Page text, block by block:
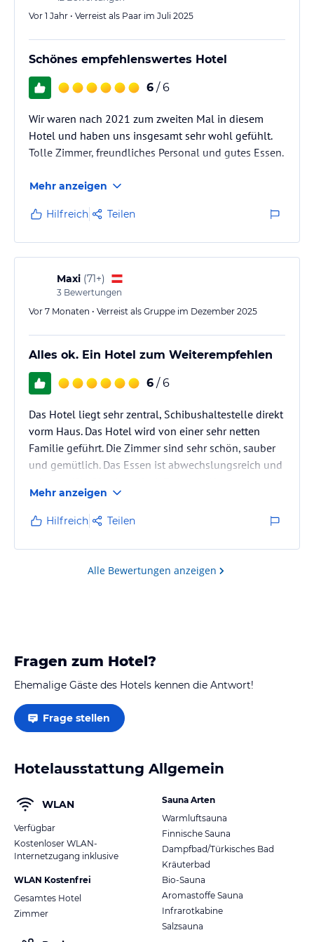
Adrenalin gefällig? Im Naturpark Zillertaler Alpen finden sich
Nervenkitzel pur versprechen. Das ist Ihnen noch nicht genug
Action? Wie wäre es mit einem Tandemflug über den Wolken?
Hinweis: Allgemeine und unverbindliche
Hoteliers-/Veranstalter-/Kataloginformationen. Alle Angaben
lies vor der Buchung die verbindlichen Angebotsdetailsdes
jeweiligen Veranstalters.
Vor 1 Jahr • Verreist als Paar im Juli 2025
Schönes empfehlenswertes Hotel
6 / 6
Wir waren nach 2021 zum zweiten Mal in diesem
Hotel und haben uns insgesamt sehr wohl gefühlt.
Tolle Zimmer, freundliches Personal und gutes Essen.
Mehr anzeigen
Hilfreich Teilen
Maxi (71+)
3 Bewertungen
Vor 7 Monaten • Verreist als Gruppe im Dezember 2025
Alles ok. Ein Hotel zum Weiterempfehlen
6 / 6
Das Hotel liegt sehr zentral, Schibushaltestelle direkt
vorm Haus. Das Hotel wird von einer sehr netten
Familie geführt. Die Zimmer sind sehr schön, sauber
und gemütlich. Das Essen ist abwechslungsreich und
Rundum-Wohlfühlen.
Mehr anzeigen
Hilfreich Teilen
Alle Bewertungen anzeigen
Fragen zum Hotel?
Ehemalige Gäste des Hotels kennen die Antwort!
Frage stellen
Hotelausstattung Allgemein
WLAN
Verfügbar
Kostenloser WLAN-
Internetzugang inklusive
WLAN Kostenfrei
Gesamtes Hotel
Zimmer
Sauna Arten
Warmluftsauna
Finnische Sauna
Dampfbad/Türkisches Bad
Kräuterbad
Bio-Sauna
Aromastoffe Sauna
Infrarotkabine
Salzsauna